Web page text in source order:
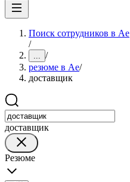
Поиск сотрудников в Ае
/
... /
резюме в Ае/
доставщик
доставщик
Резюме